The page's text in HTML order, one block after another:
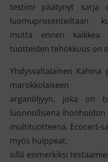
testiini päätynyt sarja
luomuprosenteiltaan
mutta ennen kaikkea
tuotteiden tehokkuus on
Yhdysvaltalainen
marokkolaiseen
arganöljyyn, joka on
luonnollisena ihonhoidon
multituotteena. Ecocert-
myös hulppeat,
sillä esimerkiksi